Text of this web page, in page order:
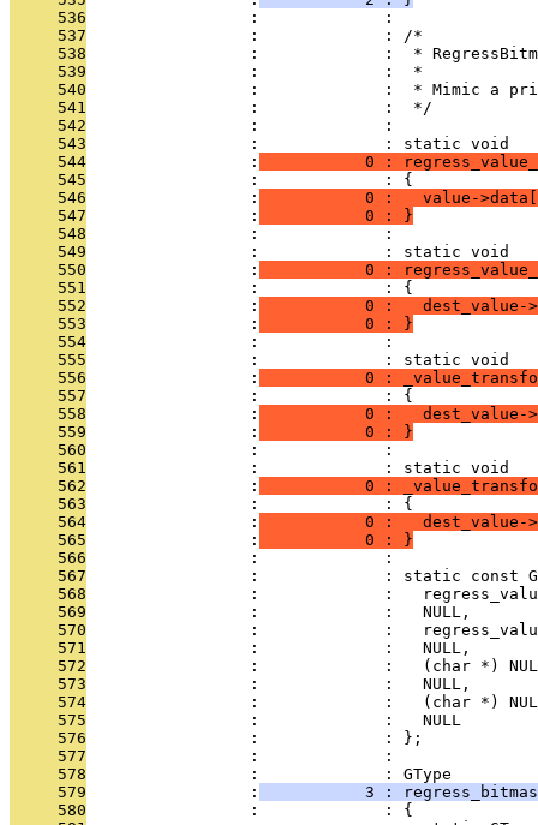
     536
                 :             :
     537
                 :             : /*
     538
:             :  *
     539
                 :             :  *
     540
:             :  * Mimic a
     541
                 :             :  */
     542
                 :             :
     543
                 :             : static void
     544
                 :
0 :
     545
                 :             : {
     546
                 :
0 :   value-
     547
                 :
           0 : }
     548
                 :             :
     549
                 :             : static void
     550
                 :
0 :
     551
                 :             : {
     552
                 :
0 :   dest_value-
     553
                 :
           0 : }
     554
                 :             :
     555
                 :             : static void
     556
                 :
0 :
     557
                 :             : {
     558
                 :
0 :   dest_value-
     559
                 :
           0 : }
     560
                 :             :
     561
                 :             : static void
     562
                 :
0 :
     563
                 :             : {
     564
                 :
0 :   dest_value-
     565
                 :
           0 : }
     566
                 :             :
     567
:             : static const
     568
:             :
     569
                 :             :   NULL,
     570
:             :
     571
                 :             :   NULL,
     572
:             :   (char *)
     573
                 :             :   NULL,
     574
:             :   (char *)
     575
                 :             :   NULL
     576
                 :             : };
     577
                 :             :
     578
                 :             : GType
     579
                 :
3 :
     580
                 :             : {